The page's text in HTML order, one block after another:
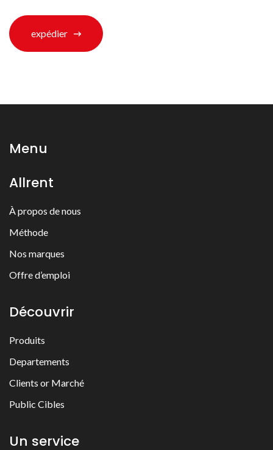
expédier
Menu
Allrent
À propos de nous
Méthode
Nos marques
Offre d’emploi
Découvrir
Produits
Departements
Clients or Marché
Public Cibles
Un service